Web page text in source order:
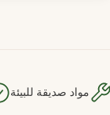
مواد صديقة للبيئة